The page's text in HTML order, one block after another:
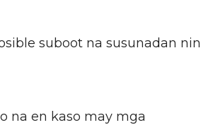
suboot na susunadan nin
na en kaso may mga